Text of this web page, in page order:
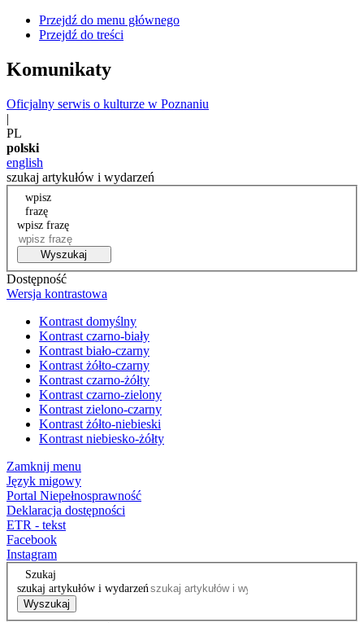
Przejdź do menu głównego
Przejdź do treści
Komunikaty
Oficjalny serwis o kulturze w Poznaniu
|
PL
polski
english
szukaj artykułów i wydarzeń
wpisz
frazę
wpisz frazę
Wyszukaj
Dostępność
Wersja kontrastowa
Kontrast domyślny
Kontrast czarno-biały
Kontrast biało-czarny
Kontrast żółto-czarny
Kontrast czarno-żółty
Kontrast czarno-zielony
Kontrast zielono-czarny
Kontrast żółto-niebieski
Kontrast niebiesko-żółty
Zamknij menu
Język migowy
Portal Niepełnosprawność
Deklaracja dostępności
ETR - tekst
Facebook
Instagram
Szukaj
szukaj artykułów i wydarzeń
Wyszukaj